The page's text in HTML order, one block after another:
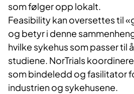
som følger opp lokalt.
Feasibility kan oversettes til
og betyr i denne
hvilke sykehus som passer til
studiene. NorTrials
som bindeledd og fasilitator
industrien og sykehusene.